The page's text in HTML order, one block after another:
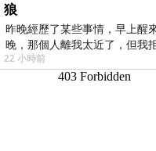
狼
昨晚經歷了某些事情，早上醒
晚，那個人離我太近了，但我
22 小時前